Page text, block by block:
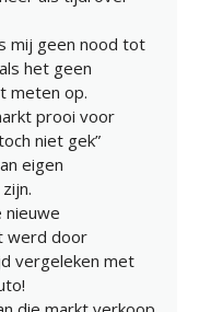
mij geen nood tot
het geen
meten op.
prooi voor
niet gek”
eigen
nieuwe
werd door
vergeleken met